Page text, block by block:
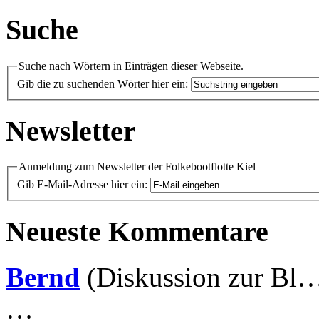
Suche
Suche nach Wörtern in Einträgen dieser Webseite.
Gib die zu suchenden Wörter hier ein:
Newsletter
Anmeldung zum Newsletter der Folkebootflotte Kiel
Gib E-Mail-Adresse hier ein:
Neueste Kommentare
Bernd (Diskussion zur
…